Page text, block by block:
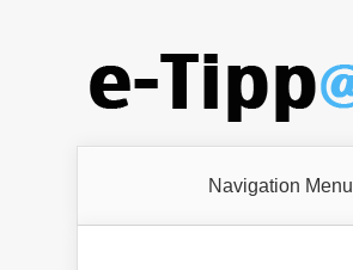
Navigation Menu